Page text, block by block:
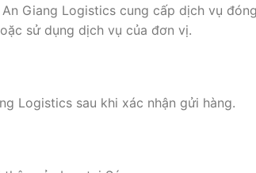
Giang Logistics cung cấp dịch vụ đóng
sử dụng dịch vụ của đơn vị.
Logistics sau khi xác nhận gửi hàng.